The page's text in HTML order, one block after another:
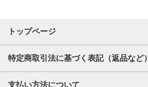
トップページ
特定商取引法に基づく表記（返品など）
支払い方法について